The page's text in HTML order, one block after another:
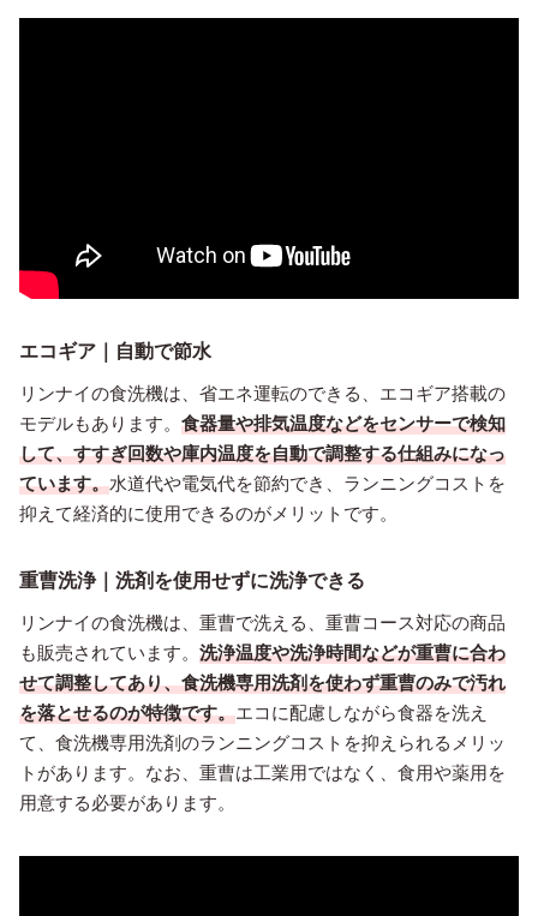
エコギア｜自動で節水
リンナイの食洗機は、省エネ運転のできる、エコギア搭載の
モデルもあります。 食器量や排気温度などをセンサーで検知
して、すすぎ回数や庫内温度を自動で調整する仕組みになっ
ています。水道代や電気代を節約でき、ランニングコストを
抑えて経済的に使用できるのがメリットです。
重曹洗浄｜洗剤を使用せずに洗浄できる
リンナイの食洗機は、重曹で洗える、重曹コース対応の商品
も販売されています。 洗浄温度や洗浄時間などが重曹に合わ
せて調整してあり、食洗機専用洗剤を使わず重曹のみで汚れ
を落とせるのが特徴です。エコに配慮しながら食器を洗え
て、食洗機専用洗剤のランニングコストを抑えられるメリッ
トがあります。なお、重曹は工業用ではなく、食用や薬用を
用意する必要があります。